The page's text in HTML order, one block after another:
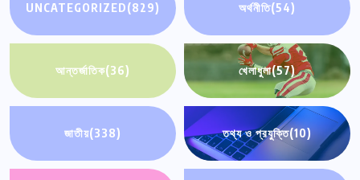
UNCATEGORIZED(829) অর্থনীতি(54)
আন্তর্জাতিক(36) খেলাধুলা(57)
জাতীয়(338) তথ্য ও প্রযুক্তি(10)